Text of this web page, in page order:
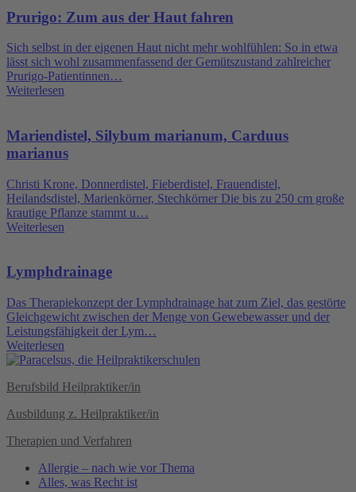
Prurigo: Zum aus der Haut fahren
Sich selbst in der eigenen Haut nicht mehr wohlfühlen: So in etwa
lässt sich wohl zusammenfassend der Gemütszustand zahlreicher
Prurigo-Patientinnen…
Weiterlesen
Mariendistel, Silybum marianum, Carduus
marianus
Christi Krone, Donnerdistel, Fieberdistel, Frauendistel,
Heilandsdistel, Marienkörner, Stechkörner Die bis zu 250 cm große
krautige Pflanze stammt u…
Weiterlesen
Lymphdrainage
Das Therapiekonzept der Lymphdrainage hat zum Ziel, das gestörte
Gleichgewicht zwischen der Menge von Gewebewasser und der
Leistungsfähigkeit der Lym…
Weiterlesen
Berufsbild Heilpraktiker/in
Ausbildung z. Heilpraktiker/in
Therapien und Verfahren
Allergie – nach wie vor Thema
Alles, was Recht ist